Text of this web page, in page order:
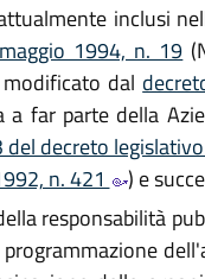
inclusi
1994, n. 19
dal
far parte della
decreto
n. 421
) e
responsabilità